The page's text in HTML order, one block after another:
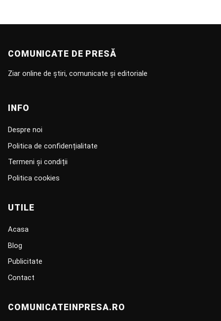
COMUNICATE DE PRESĂ
Ziar online de știri, comunicate și editoriale
INFO
Despre noi
Politica de confidențialitate
Termeni și condiții
Politica cookies
UTILE
Acasa
Blog
Publicitate
Contact
COMUNICATEINPRESA.RO